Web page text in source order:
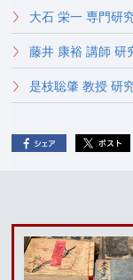
大石 栄一 専門研
藤井 康裕 講師 研
是枝聡肇 教授 研